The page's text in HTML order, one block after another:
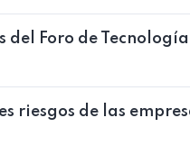
del Foro de
riesgos de las